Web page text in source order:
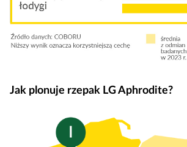
Jak plonuje rzepak LG Aphrodite?